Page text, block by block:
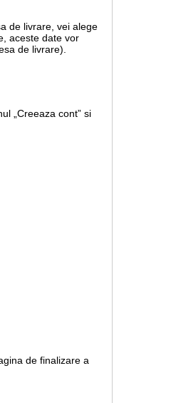
de livrare, vei alege
aceste date vor
de livrare).
„Creeaza cont” si
de finalizare a